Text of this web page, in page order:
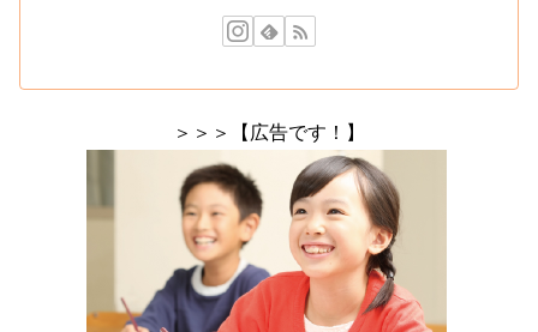
＞＞＞【広告です！】